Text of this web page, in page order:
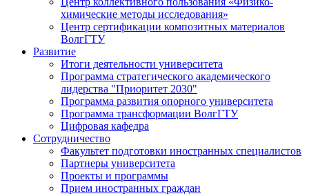
химические методы исследования»
Центр сертификации композитных материалов
ВолгГТУ
Развитие
Итоги деятельности университета
Программа стратегического академического
лидерства "Приоритет 2030"
Программа развития опорного университета
Программа трансформации ВолгГТУ
Цифровая кафедра
Сотрудничество
Факультет подготовки иностранных специалистов
Партнеры университета
Проекты и программы
Прием иностранных граждан